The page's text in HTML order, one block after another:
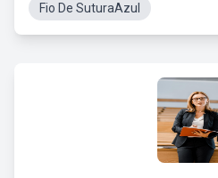
Fio De SuturaAzul